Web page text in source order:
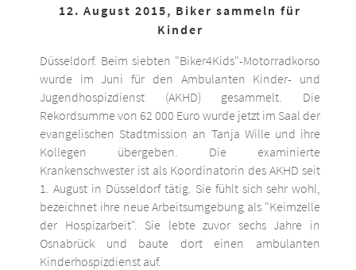
12. August 2015, Biker sammeln für
Kinder
Düsseldorf. Beim siebten "Biker4Kids"-Motorradkorso
wurde im Juni für den Ambulanten Kinder- und
Jugendhospizdienst (AKHD) gesammelt. Die
Rekordsumme von 62 000 Euro wurde jetzt im Saal der
evangelischen Stadtmission an Tanja Wille und ihre
Kollegen übergeben. Die examinierte
Krankenschwester ist als Koordinatorin des AKHD seit
1. August in Düsseldorf tätig. Sie fühlt sich sehr wohl,
bezeichnet ihre neue Arbeitsumgebung als "Keimzelle
der Hospizarbeit". Sie lebte zuvor sechs Jahre in
Osnabrück und baute dort einen ambulanten
Kinderhospizdienst auf.